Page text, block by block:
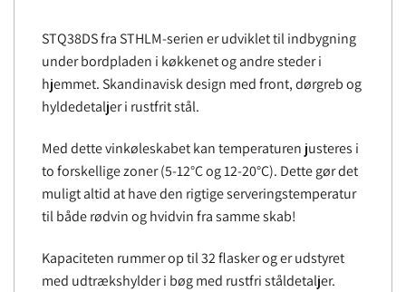
STQ38DS fra STHLM-serien er udviklet til indbygning
under bordpladen i køkkenet og andre steder i
hjemmet. Skandinavisk design med front, dørgreb og
hyldedetaljer i rustfrit stål.
Med dette vinkøleskabet kan temperaturen justeres i
to forskellige zoner (5-12°C og 12-20°C). Dette gør det
muligt altid at have den rigtige serveringstemperatur
til både rødvin og hvidvin fra samme skab!
Kapaciteten rummer op til 32 flasker og er udstyret
med udtrækshylder i bøg med rustfri ståldetaljer.